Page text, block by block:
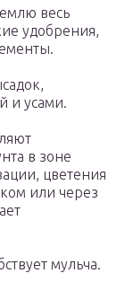
весь
удобрения,
и усами.
в зоне
цветения
или через
мульча.